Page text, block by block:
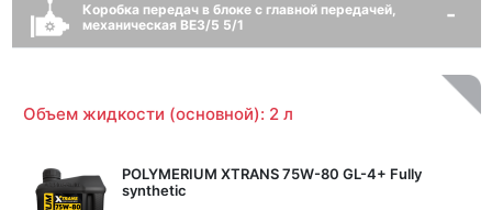
Коробка передач в блоке с главной передачей,
механическая BE3/5 5/1
Объем жидкости (основной): 2 л
POLYMERIUM XTRANS 75W-80 GL-4+ Fully
synthetic